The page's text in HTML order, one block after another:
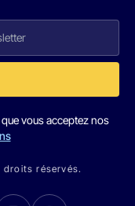
vous acceptez nos
droits réservés.